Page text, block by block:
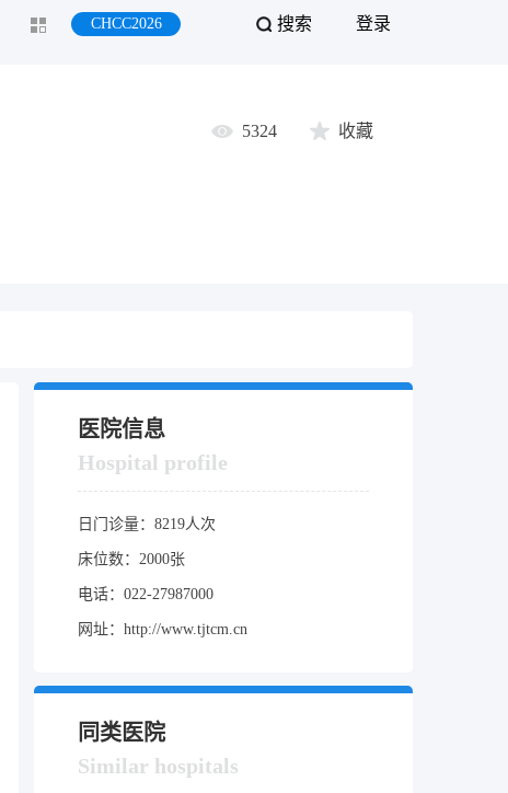
登录
搜索
CHCC2026
5324 收藏
医院信息
Hospital profile
日门诊量：8219人次
床位数：2000张
电话：022-27987000
网址：http://www.tjtcm.cn
同类医院
Similar hospitals